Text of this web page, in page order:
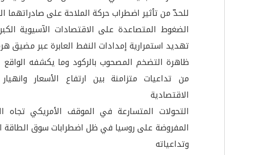
للحدّ من تأثير اضطراب حركة الملاحة على صادراتهما
الضغوط المتصاعدة على الاقتصادات الآسيوية
تهديد استمرارية إمدادات النفط العابرة عبر مضيق
ظاهرة التضخم المصحوب بالركود وما يكشفه الواقع
من تداعيات متزامنة بين ارتفاع الأسعار
الاقتصادية
التحولات المتسارعة في الموقف الأمريكي تجاه
المفروضة على روسيا في ظل اضطرابات سوق الطاقة
وتداعياته